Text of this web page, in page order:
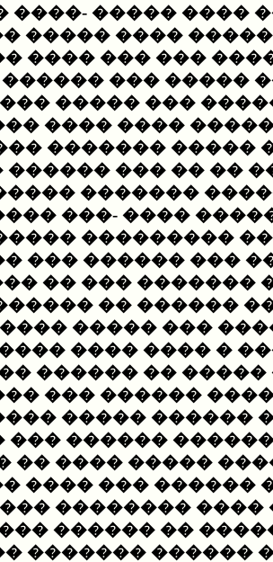
�� ���� ����
��� ��� �����
���� ���
����� �����
����� ���
��� ������
��� �����
������ �� ��
-���� �����
����� ����
���� ��
��� �� ���
���� ��� �������
�� ����� ������
���
������ � ����
���� ����� ��
����� �����
����� �� ������
����� ������
��� ���� �����
��� ���� ������
������� ����
���� ����� ��
��� �� ������